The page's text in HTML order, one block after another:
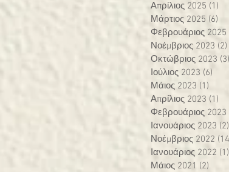
Απρίλιος 2025 (1)
Μάρτιος 2025 (6)
Φεβρουάριος 2025
Νοέμβριος 2023 (2)
Οκτώβριος 2023 (3)
Ιούλιος 2023 (6)
Μάιος 2023 (1)
Απρίλιος 2023 (1)
Φεβρουάριος 2023
Ιανουάριος 2023 (2)
Νοέμβριος 2022
Ιανουάριος 2022 (1)
Μάιος 2021 (2)